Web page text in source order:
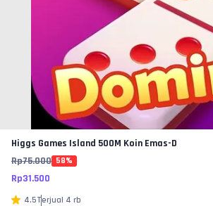
Higgs Games Island 500M Koin Emas-D
Rp75.000 58%
Rp31.500
4.5Terjual 4 rb